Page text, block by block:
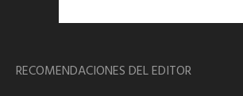
RECOMENDACIONES DEL EDITOR